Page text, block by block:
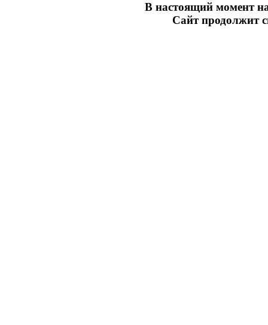
В настоящий момент на
Сайт продолжит